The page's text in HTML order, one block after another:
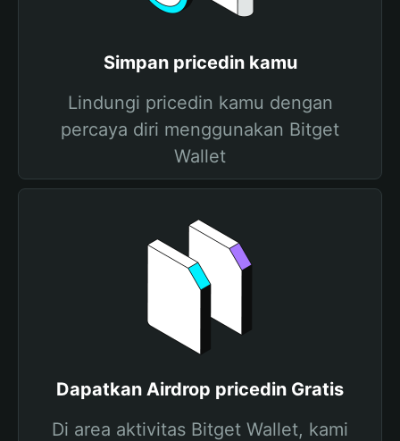
Simpan pricedin kamu
Lindungi pricedin kamu dengan
percaya diri menggunakan Bitget
Wallet
Dapatkan Airdrop pricedin Gratis
Di area aktivitas Bitget Wallet, kami